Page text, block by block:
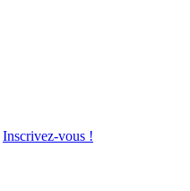
Inscrivez-vous !